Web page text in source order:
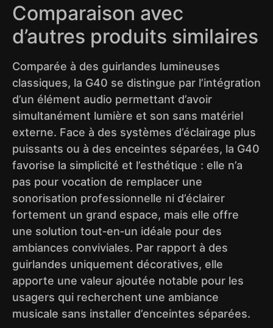
Comparaison avec
d’autres produits similaires
Comparée à des guirlandes lumineuses
classiques, la G40 se distingue par l’intégration
d’un élément audio permettant d’avoir
simultanément lumière et son sans matériel
externe. Face à des systèmes d’éclairage plus
puissants ou à des enceintes séparées, la G40
favorise la simplicité et l’esthétique : elle n’a
pas pour vocation de remplacer une
sonorisation professionnelle ni d’éclairer
fortement un grand espace, mais elle offre
une solution tout‑en‑un idéale pour des
ambiances conviviales. Par rapport à des
guirlandes uniquement décoratives, elle
apporte une valeur ajoutée notable pour les
usagers qui recherchent une ambiance
musicale sans installer d’enceintes séparées.